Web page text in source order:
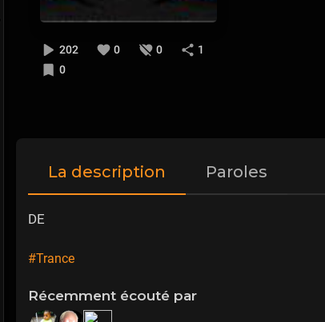
202 0 0
1
0
La description Paroles
DE
#Trance
Récemment écouté par